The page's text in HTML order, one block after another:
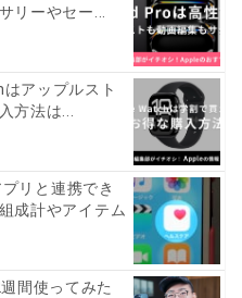
リーやセー...
アップルスト
方法は...
リと連携でき
成計やアイテム
間使ってみた